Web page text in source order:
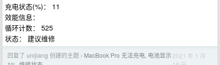
充电状态(%)： 11
效能信息：
循环计数： 525
状态： 建议维修
回复了 unijiang 创建的主题 › MacBook Pro 无法充电, 电池显示2021 年 1 月